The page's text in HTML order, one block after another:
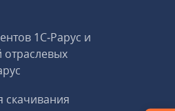
1С‑Рарус и
отраслевых
скачивания